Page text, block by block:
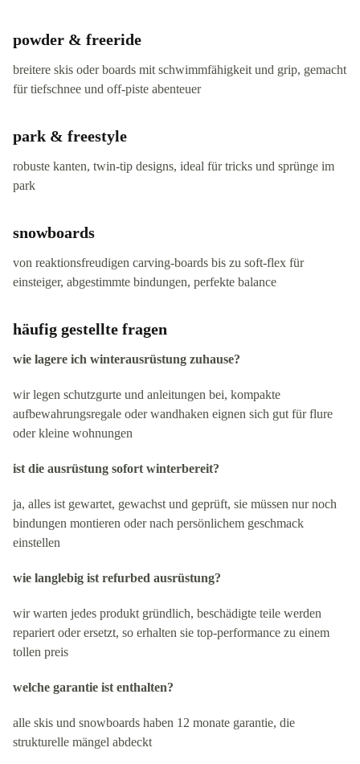
powder & freeride
breitere skis oder boards mit schwimmfähigkeit und grip, gemacht
für tiefschnee und off-piste abenteuer
park & freestyle
robuste kanten, twin-tip designs, ideal für tricks und sprünge im
park
snowboards
von reaktionsfreudigen carving-boards bis zu soft-flex für
einsteiger, abgestimmte bindungen, perfekte balance
häufig gestellte fragen
wie lagere ich winterausrüstung zuhause?
wir legen schutzgurte und anleitungen bei, kompakte
aufbewahrungsregale oder wandhaken eignen sich gut für flure
oder kleine wohnungen
ist die ausrüstung sofort winterbereit?
ja, alles ist gewartet, gewachst und geprüft, sie müssen nur noch
bindungen montieren oder nach persönlichem geschmack
einstellen
wie langlebig ist refurbed ausrüstung?
wir warten jedes produkt gründlich, beschädigte teile werden
repariert oder ersetzt, so erhalten sie top-performance zu einem
tollen preis
welche garantie ist enthalten?
alle skis und snowboards haben 12 monate garantie, die
strukturelle mängel abdeckt